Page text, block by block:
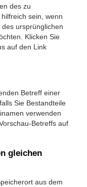
des zu
sein, wenn
ursprünglichen
Klicken Sie
auf den Link
Betreff einer
Sie Bestandteile
verwenden
Betreffs auf
gleichen
aus dem